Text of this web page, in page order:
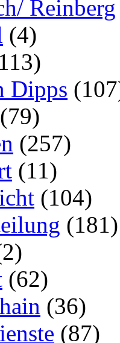
Reinberg
(4)
Dipps
(79)
(257)
(11)
(104)
(181)
(62)
(36)
(87)